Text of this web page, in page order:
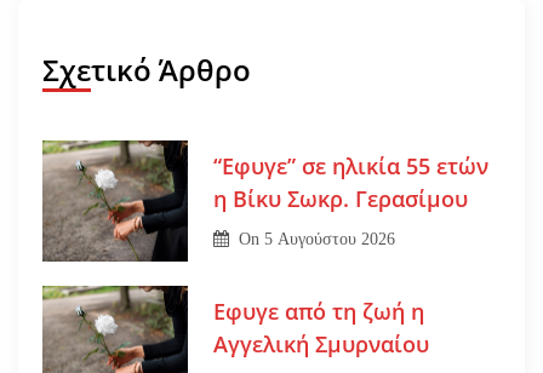
Σχετικό Άρθρο
“Εφυγε” σε ηλικία 55 ετών
η Βίκυ Σωκρ. Γερασίμου
On5 Αυγούστου 2026
Εφυγε από τη ζωή η
Αγγελική Σμυρναίου